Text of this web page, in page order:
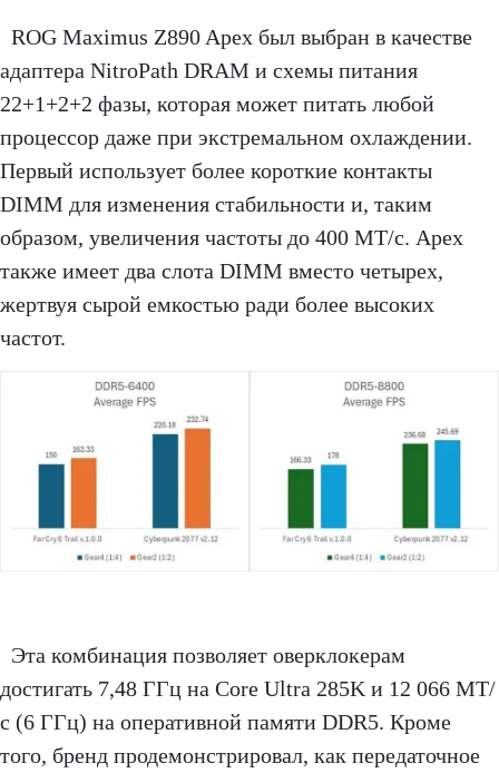
ROG Maximus Z890 Apex был выбран в качестве
адаптера NitroPath DRAM и схемы питания
22+1+2+2 фазы, которая может питать любой
процессор даже при экстремальном охлаждении.
Первый использует более короткие контакты
DIMM для изменения стабильности и, таким
образом, увеличения частоты до 400 МТ/с. Apex
также имеет два слота DIMM вместо четырех,
жертвуя сырой емкостью ради более высоких
частот.
Эта комбинация позволяет оверклокерам
достигать 7,48 ГГц на Core Ultra 285K и 12 066 МТ/
с (6 ГГц) на оперативной памяти DDR5. Кроме
того, бренд продемонстрировал, как передаточное